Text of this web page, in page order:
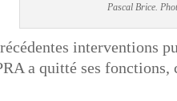
Pascal Brice.
interventions
a quitté ses